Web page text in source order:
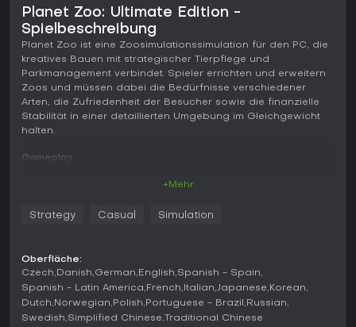
Planet Zoo: Ultimate Edition -
Spielbeschreibung
Planet Zoo ist eine Zoosimulationssimulation für den PC, die
kreatives Bauen mit strategischer Tierpflege und
Parkmanagement verbindet. Spieler errichten und erweitern
Zoos und müssen dabei die Bedürfnisse verschiedener
Arten, die Zufriedenheit der Besucher sowie die finanzielle
Stabilität in einer detaillierten Umgebung im Gleichgewicht
halten.
Gameplay
Beschäftigungsmöglichkeiten, um hohe Wohlfühlstandards
Verhaltensweisen wie Klettern, Graben oder Schwimmen
fördern.
Ein weiterer wichtiger Aspekt ist das Personalmanagement.
Tierpfleger füttern und reinigen die Anlagen, Tierärzte
+Mehr
Strategy Casual Simulation
Oberfläche:
Czech Danish German English Spanish - Spain
Spanish - Latin America French Italian Japanese Korean
Dutch Norwegian Polish Portuguese - Brazil
Russian
Swedish Simplified Chinese Traditional Chinese